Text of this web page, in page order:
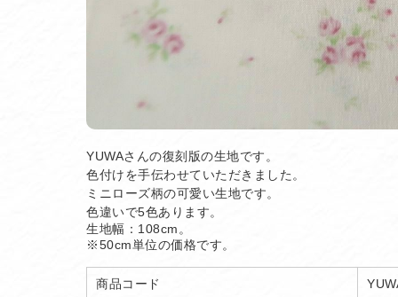
YUWAさんの復刻版の生地です。
色付けを手伝わせていただきました。
ミニローズ柄の可愛い生地です。
色違いで5色あります。
生地幅：108cm。
※50cm単位の価格です。
商品コード